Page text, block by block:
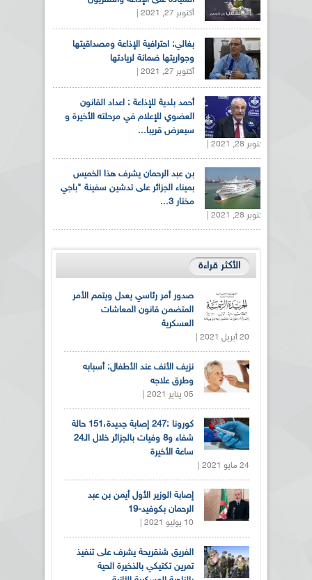
أكتوبر 27, 2021 |
بغالي: احترافية الإذاعة ومصداقيتها
وجواريتها ضمانة لريادتها
أكتوبر 27, 2021 |
أحمد بلدية للإذاعة : اعداد القانون
العضوي للإعلام في مرحلته الأخيرة و
سيعرض قريبا...
أكتوبر 28, 2021 |
بن عبد الرحمان يشرف هذا الخميس
بميناء الجزائر على تدشين سفينة "باجي
مختار 3...
أكتوبر 28, 2021 |
الأكثر قراءة
صدور أمر رئاسي يعدل ويتمم الأمر
المتضمن قانون المعاشات
العسكرية
20 أبريل 2021 |
نزيف الأنف عند الأطفال: أسبابه
وطرق علاجه
05 يناير 2021 |
كورونا :247 إصابة جديدة،151 حالة
شفاء و8 وفيات بالجزائر خلال الـ24
ساعة الأخيرة
24 مايو 2021 |
إصابة الوزير الأول أيمن بن عبد
الرحمان بكوفيد-19
10 يوليو 2021 |
الفريق شنقريحة يشرف على تنفيذ
تمرين تكتيكي بالذخيرة الحية